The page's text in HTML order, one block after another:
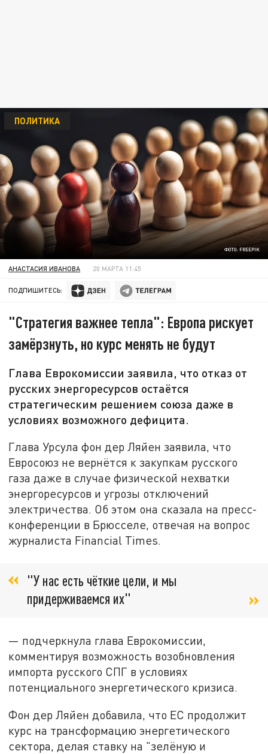
ФОТО: FREEPIK
ПОЛИТИКА
АНАСТАСИЯ ИВАНОВА 20 МАРТА 11:45
ПОДПИШИТЕСЬ:
"Стратегия важнее тепла": Европа рискует
замёрзнуть, но курс менять не будут
Глава Еврокомиссии заявила, что отказ от
русских энергоресурсов остаётся
стратегическим решением союза даже в
условиях возможного дефицита.
Глава Урсула фон дер Ляйен заявила, что
Евросоюз не вернётся к закупкам русского
газа даже в случае физической нехватки
энергоресурсов и угрозы отключений
электричества. Об этом она сказала на пресс-
конференции в Брюсселе, отвечая на вопрос
журналиста Financial Times.
"У нас есть чёткие цели, и мы
придерживаемся их"
— подчеркнула глава Еврокомиссии,
комментируя возможность возобновления
импорта русского СПГ в условиях
потенциального энергетического кризиса.
Фон дер Ляйен добавила, что ЕС продолжит
курс на трансформацию энергетического
сектора, делая ставку на "зелёную и